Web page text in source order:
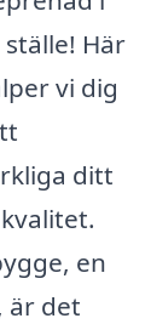
Här
vi dig
ditt
en
är det